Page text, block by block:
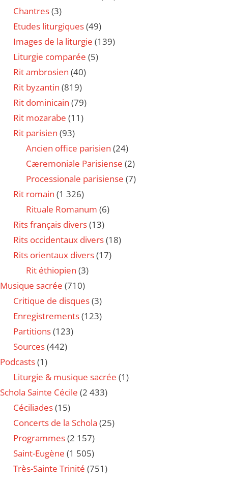
Chantres(3)
Etudes liturgiques(49)
Images de la liturgie (139)
Liturgie comparée (5)
Rit ambrosien (40)
Rit byzantin (819)
Rit dominicain (79)
Rit mozarabe (11)
Rit parisien (93)
Ancien office parisien (24)
Cæremoniale Parisiense (2)
Processionale parisiense (7)
Rit romain (1 326)
Rituale Romanum (6)
Rits français divers(13)
Rits occidentaux divers(18)
Rits orientaux divers(17)
Rit éthiopien (3)
Musique sacrée (710)
Critique de disques(3)
Enregistrements(123)
Partitions(123)
Sources(442)
Podcasts(1)
Liturgie & musique sacrée (1)
Schola Sainte Cécile (2 433)
Céciliades(15)
Concerts de la Schola (25)
Programmes(2 157)
Saint-Eugène (1 505)
Très-Sainte Trinité (751)